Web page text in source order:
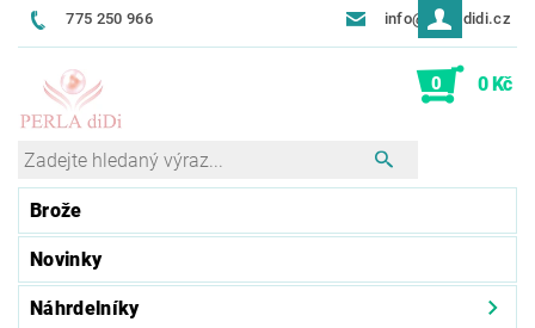
775 250 966 info@perladidi.cz
0 0 Kč
Brože
Náhrdelníky
Novinky